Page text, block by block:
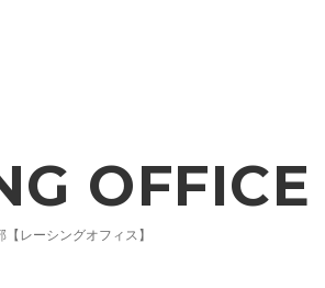
OFFICE
レーシングオフィス】